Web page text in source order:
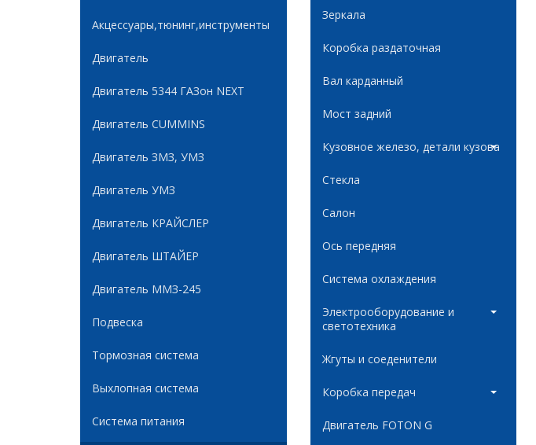
Акцессуары,тюнинг,инструменты
Двигатель
Двигатель 5344 ГАЗон NEXT
Двигатель CUMMINS
Двигатель ЗМЗ, УМЗ
Двигатель УМЗ
Двигатель КРАЙСЛЕР
Двигатель ШТАЙЕР
Двигатель ММЗ-245
Подвеска
Тормозная система
Выхлопная система
Система питания
Зеркала
Коробка раздаточная
Вал карданный
Мост задний
Кузовное железо, детали кузова
Стекла
Салон
Ось передняя
Система охлаждения
Электрооборудование и
светотехника
Жгуты и соеденители
Коробка передач
Двигатель FOTON G